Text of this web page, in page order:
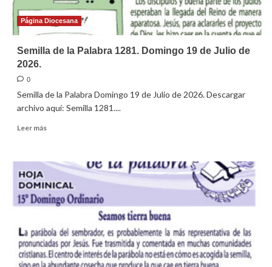
Página Diocesana
Semilla de la Palabra 1281. Domingo 19 de Julio de
2026.
0
Semilla de la Palabra Domingo 19 de Julio de 2026. Descargar
archivo aquí: Semilla 1281....
Leer másLeer
Semilla
la
Palabra
1281.
19
de
Julio
de